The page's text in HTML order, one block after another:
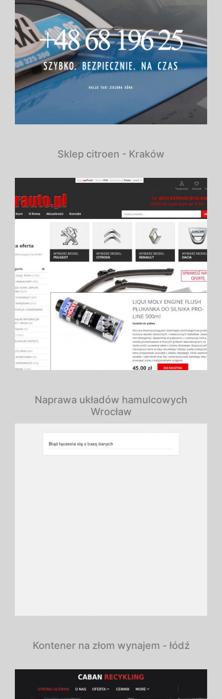
Sklep citroen - Kraków
Naprawa układów hamulcowych
Wrocław
Kontener na złom wynajem - łódź